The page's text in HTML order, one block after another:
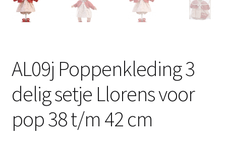
AL09j Poppenkleding 3
delig setje Llorens voor
pop 38 t/m 42 cm